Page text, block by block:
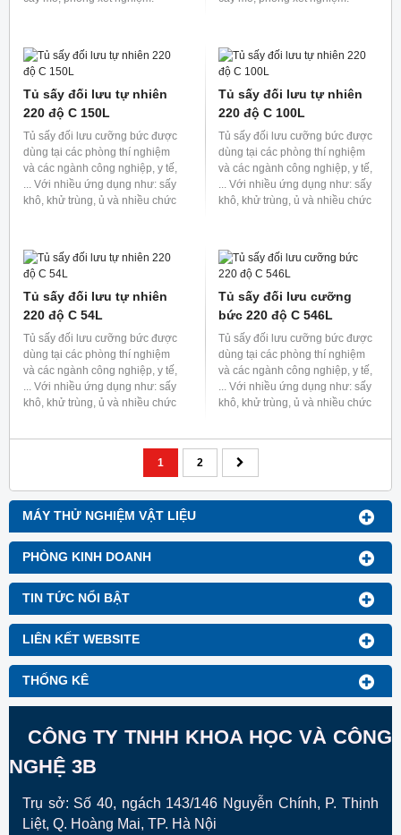
Tủ sấy chân không thường được
nghiệm sinh học, vi sinh, nuôi
cấy mô, phòng xét nghiệm.
Tủ sấy chân không thường được
nghiệm sinh học, vi sinh, nuôi
cấy mô, phòng xét nghiệm.
Tủ sấy chân không 250
độ C 125L
Tủ sấy chân không thường được
nghiệm sinh học, vi sinh, nuôi
cấy mô, phòng xét nghiệm.
Tủ sấy chân không 250
độ C 64L
Tủ sấy chân không thường được
nghiệm sinh học, vi sinh, nuôi
cấy mô, phòng xét nghiệm.
Tủ sấy chân không 250
độ C 27L
Tủ sấy chân không thường được
nghiệm sinh học, vi sinh, nuôi
cấy mô, phòng xét nghiệm.
Tủ sấy chân không 250
độ C 8L
Tủ sấy chân không thường được
nghiệm sinh học, vi sinh, nuôi
cấy mô, phòng xét nghiệm.
Tủ sấy đối lưu tự nhiên
220 độ C 150L
Tủ sấy đối lưu cưỡng bức được
dùng tại các phòng thí nghiệm
và các ngành công nghiệp, y tế,
... Với nhiều ứng dụng như: sấy
khô, khử trùng, ủ và nhiều chức
năng khác.
Tủ sấy đối lưu tự nhiên
Tủ sấy đối lưu cưỡng bức được
dùng tại các phòng thí nghiệm
và các ngành công nghiệp, y tế,
... Với nhiều ứng dụng như: sấy
khô, khử trùng, ủ và nhiều chức
năng khác.
Tủ sấy đối lưu tự nhiên
Tủ sấy đối lưu cưỡng bức được
dùng tại các phòng thí nghiệm
bức 220 độ C 546L